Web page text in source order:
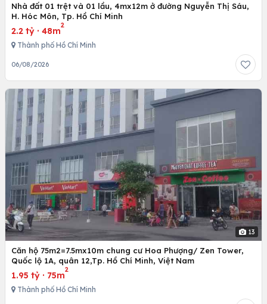
Nhà đất 01 trệt và 01 lầu, 4mx12m ở đường Nguyễn Thị Sáu,
H. Hóc Môn, Tp. Hồ Chí Minh
2.2 tỷ · 48m
2
Thành phố Hồ Chí Minh
06/08/2026
13
Căn hộ 75m2=7.5mx10m chung cư Hoa Phượng/ Zen Tower,
Quốc lộ 1A, quân 12,Tp. Hồ Chí Minh, Việt Nam
1.95 tỷ · 75m
2
Thành phố Hồ Chí Minh